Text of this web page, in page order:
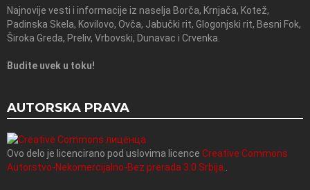
Najnovije vesti i informacije iz naselja Borča, Krnjača, Kotež,
Padinska Skela, Kovilovo, Ovča, Jabučki rit, Glogonjski rit, Besni Fok,
Široka Greda, Preliv, Vrbovski, Dunavac i Crvenka.
Budite uvek u toku!
AUTORSKA PRAVA
Ovo delo je licencirano pod uslovima licence Creative Commons
Autorstvo-Nekomercijalno-Bez prerada 3.0 Srbija.